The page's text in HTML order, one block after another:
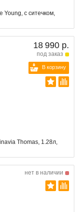
Young, с ситечком,
18 990 р.
под заказ
В корзину
Thomas, 1.28л,
нет в наличии